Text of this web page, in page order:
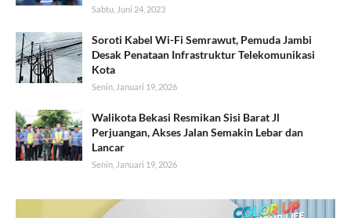
Sabtu, Juni 24, 2023
Soroti Kabel Wi-Fi Semrawut, Pemuda Jambi
Desak Penataan Infrastruktur Telekomunikasi
Kota
Senin, Januari 19, 2026
Walikota Bekasi Resmikan Sisi Barat Jl
Perjuangan, Akses Jalan Semakin Lebar dan
Lancar
Senin, Januari 19, 2026